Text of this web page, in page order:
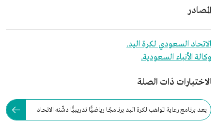
المصادر
الاتحاد السعودي لكرة اليد.
وكالة الأنباء السعودية.
الاختبارات ذات الصلة
يعد برنامج رعاية المواهب لكرة اليد برنامجًا رياضيًّا تدريبيًّا دشّنه الاتحاد